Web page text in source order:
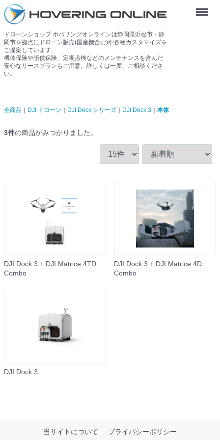
ドローンショップ ホバリングオンラインは静岡県浜松市・静
岡市を拠点にドローン販売(国産機含む)や各種カスタマイズを
ご提案しています。
機体保険や賠償保険、定期点検などのメンテナンスを含んだ
安心なリースプランもご用意。詳しくは一度、ご相談くださ
い。
Menu
全商品 DJI ドローン DJI Dock シリーズ DJI Dock 3 本体
3件の商品がみつかりました。
DJI Dock 3 + DJI Matrice 4TD
Combo
DJI Dock 3 + DJI Matrice 4D
Combo
DJI Dock 3
当サイトについて プライバシーポリシー